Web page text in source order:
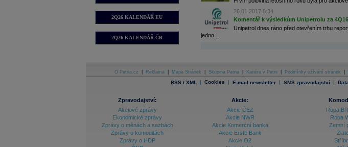
2Q26 KALENDÁŘ EU
2Q26 KALENDÁŘ ČR
26.01.2017 8:34
Komentář k výsledkům Unipetrolu za
Unipetrol dnes ráno před otevřením trhu
jedno...
O Patria.cz Reklama Mapa Stránek Skupina Patria Kariéra v Patrii Podmínky užívání stránek
RSS / XML | Cookies | E-mail newsletter | SMS zpravodajství |
Zpravodajství:
Akciové zprávy
Ekonomické zprávy
Zprávy o měnách a sazbách
Zprávy o komoditách
Zprávy o HDP
Akcie:
Akcie ČEZ
Akcie NWR
Akcie Komerční banka
Akcie Erste Bank
Akcie O2
Ropa
Ropa
Zemní